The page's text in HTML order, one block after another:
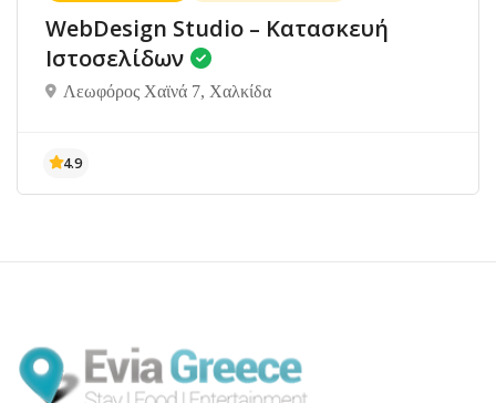
WebDesign Studio – Κατασκευή
Ιστοσελίδων
Λεωφόρος Χαϊνά 7, Χαλκίδα